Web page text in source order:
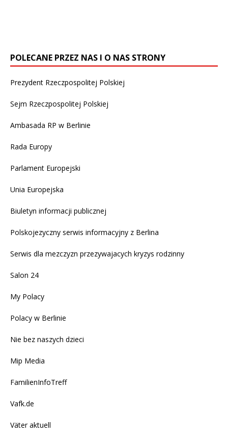
POLECANE PRZEZ NAS I O NAS STRONY
Prezydent Rzeczpospolitej Polskiej
Sejm Rzeczpospolitej Polskiej
Ambasada RP w Berlinie
Rada Europy
Parlament Europejski
Unia Europejska
Biuletyn informacji publicznej
Polskojezyczny serwis informacyjny z Berlina
Serwis dla mezczyzn przezywajacych kryzys rodzinny
Salon 24
My Polacy
Polacy w Berlinie
Nie bez naszych dzieci
Mip Media
FamilienInfoTreff
Vafk.de
Väter aktuell